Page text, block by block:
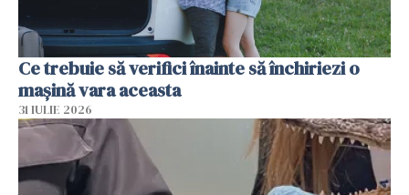
Ce trebuie să verifici înainte să închiriezi o
mașină vara aceasta
31 IULIE 2026